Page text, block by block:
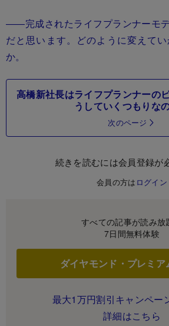
――完成されたライフプランナーモ
だと思います。どのように変えて
か。
高橋新社長はライフプランナーの
うしていくつもりな
次のページ
続きを読むには会員登録が
会員の方は ログイン
すべての記事が読み放
7日間無料体験
ダイヤモンド・プレミア
最大1万円割引キャンペー
詳細はこちら